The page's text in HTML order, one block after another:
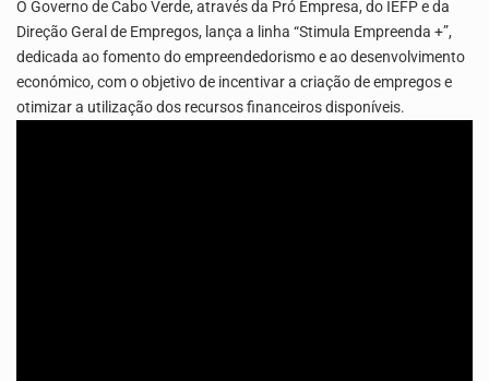
Capacitar crianças para que conheçam os seus direitos, façam ouvir a sua voz e se…
O Governo de Cabo Verde, através da Pró Empresa, do IEFP e da
Direção Geral de Empregos, lança a linha “Stimula Empreenda +”,
dedicada ao fomento do empreendedorismo e ao desenvolvimento
económico, com o objetivo de incentivar a criação de empregos e
otimizar a utilização dos recursos financeiros disponíveis.